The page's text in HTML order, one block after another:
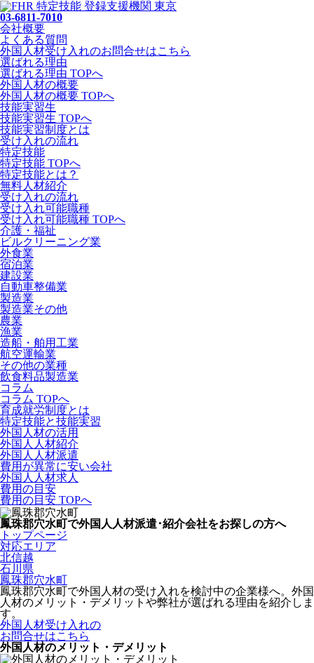
03-6811-7010
会社概要
よくある質問
外国人材受け入れのお問合せはこちら
選ばれる理由
選ばれる理由 TOPへ
外国人材の概要
外国人材の概要 TOPへ
技能実習生
技能実習生 TOPへ
技能実習制度とは
受け入れの流れ
特定技能
特定技能 TOPへ
特定技能とは？
無料人材紹介
受け入れの流れ
受け入れ可能職種
受け入れ可能職種 TOPへ
介護・福祉
ビルクリーニング業
外食業
宿泊業
建設業
自動車整備業
製造業
製造業その他
農業
漁業
造船・舶用工業
航空運輸業
その他の業種
飲食料品製造業
コラム
コラム TOPへ
育成就労制度とは
特定技能と技能実習
外国人材の活用
外国人人材紹介
外国人人材派遣
費用が異常に安い会社
外国人人材求人
費用の目安
費用の目安 TOPへ
鳳珠郡穴水町で外国人人材派遣･紹介会社をお探しの方へ
トップページ
対応エリア
北信越
石川県
鳳珠郡穴水町
鳳珠郡穴水町で外国人材の受け入れを検討中の企業様へ。外国
人材のメリット・デメリットや弊社が選ばれる理由を紹介しま
す。
外国人材受け入れの
お問合せはこちら
外国人材のメリット・デメリット